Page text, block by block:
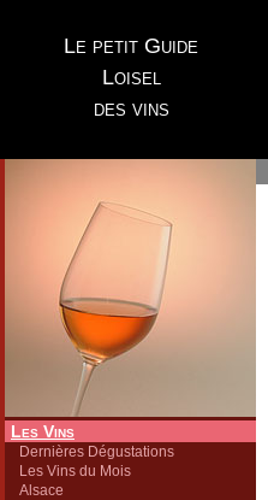
Le petit Guide
Loisel
des vins
Les Vins
Dernières Dégustations
Les Vins du Mois
Alsace